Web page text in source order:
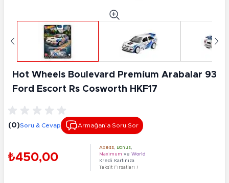
Hot Wheels Boulevard Premi̇um Arabalar 93
Ford Escort Rs Cosworth HKF17
(0)Soru & Cevap Armağan’a Soru Sor
₺450,00
Axess Bonus
Maximum ve World
Kredi Kartınıza
Taksit Fırsatları !